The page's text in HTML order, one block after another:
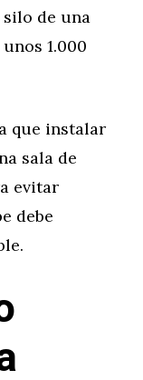
de una
1.000
que instalar
sala de
evitar
debe